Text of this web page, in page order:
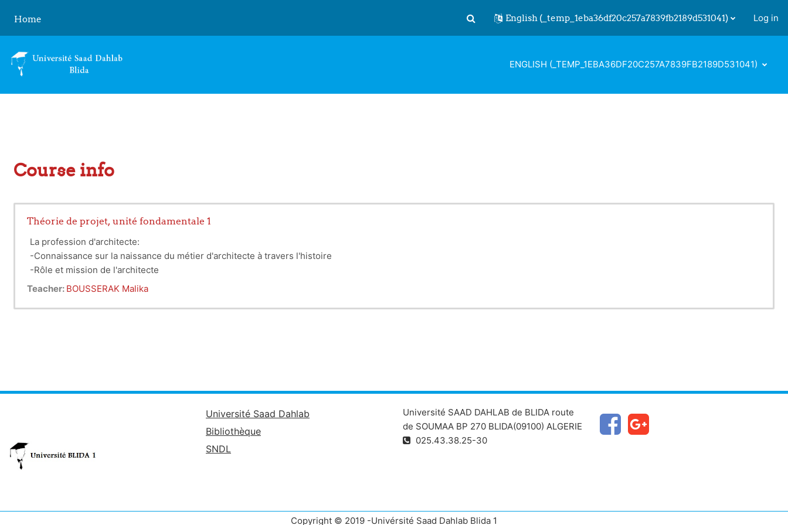
Home
Toggle search input
English ‎(_temp_1eba36df20c257a7839fb2189d531041)‎ Log in
ENGLISH ‎(_TEMP_1EBA36DF20C257A7839FB2189D531041)‎
Course info
Théorie de projet, unité fondamentale 1
La profession d'architecte:
-Connaissance sur la naissance du métier d'architecte à travers l'histoire
-Rôle et mission de l'architecte
-Statut et formation de l'architecte
-Prix d'architecture et quelques architectes connus à l'échelle internationale et national
Teacher: BOUSSERAK Malika
Université Saad Dahlab
Bibliothèque
SNDL
Université SAAD DAHLAB de BLIDA route
de SOUMAA BP 270 BLIDA(09100) ALGERIE
025.43.38.25-30
Copyright © 2019 -Univérsité Saad Dahlab Blida 1